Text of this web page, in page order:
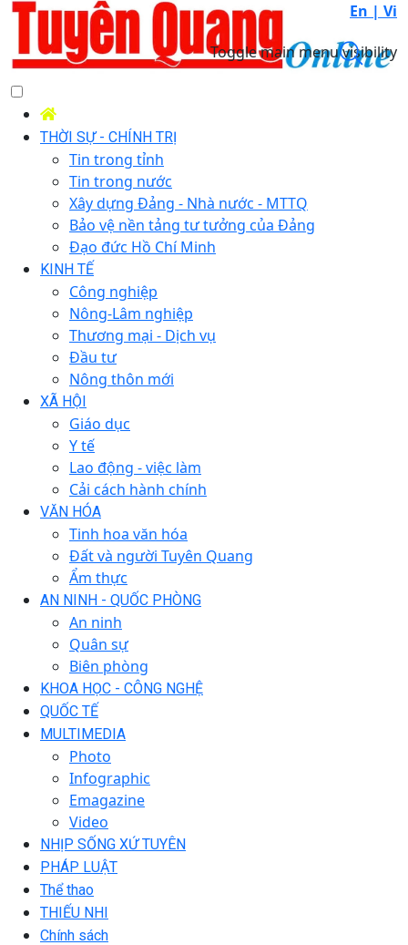
En | Vi
Toggle main menu visibility
THỜI SỰ - CHÍNH TRỊ
Tin trong tỉnh
Tin trong nước
Xây dựng Đảng - Nhà nước - MTTQ
Bảo vệ nền tảng tư tưởng của Đảng
Đạo đức Hồ Chí Minh
KINH TẾ
Công nghiệp
Nông-Lâm nghiệp
Thương mại - Dịch vụ
Đầu tư
Nông thôn mới
XÃ HỘI
Giáo dục
Y tế
Lao động - việc làm
Cải cách hành chính
VĂN HÓA
Tinh hoa văn hóa
Đất và người Tuyên Quang
Ẩm thực
AN NINH - QUỐC PHÒNG
An ninh
Quân sự
Biên phòng
KHOA HỌC - CÔNG NGHỆ
QUỐC TẾ
MULTIMEDIA
Photo
Infographic
Emagazine
Video
NHỊP SỐNG XỨ TUYÊN
PHÁP LUẬT
Thể thao
THIẾU NHI
Chính sách